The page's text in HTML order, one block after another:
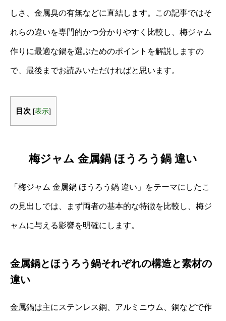
しさ、金属臭の有無などに直結します。この記事ではそ
れらの違いを専門的かつ分かりやすく比較し、梅ジャム
作りに最適な鍋を選ぶためのポイントを解説しますの
で、最後までお読みいただければと思います。
目次 [表示]
梅ジャム 金属鍋 ほうろう鍋 違い
「梅ジャム 金属鍋 ほうろう鍋 違い」をテーマにしたこ
の見出しでは、まず両者の基本的な特徴を比較し、梅ジ
ャムに与える影響を明確にします。
金属鍋とほうろう鍋それぞれの構造と素材の
違い
金属鍋は主にステンレス鋼、アルミニウム、銅などで作